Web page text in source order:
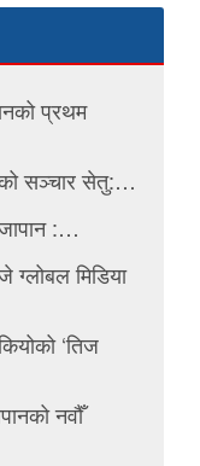
प्रथम
सञ्चार सेतु:…
:…
ग्लोबल मिडिया
‘तिज
नवौँ